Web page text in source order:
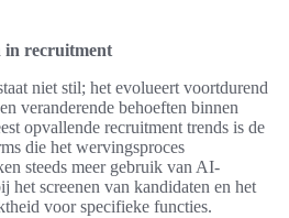
in recruitment
niet stil; het evolueert voortdurend
veranderende behoeften binnen
opvallende recruitment trends is de
die het wervingsproces
steeds meer gebruik van AI-
het screenen van kandidaten en het
voor specifieke functies.